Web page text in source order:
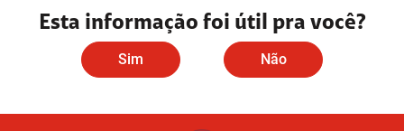
Esta informação foi útil pra você?
Sim Não